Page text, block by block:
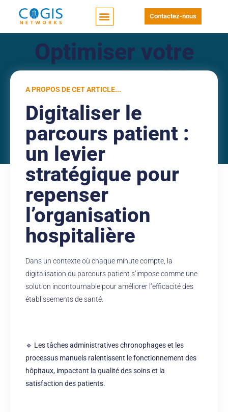
Contactez-nous
Optimiser votre
temps grâce à la
digitalisation du
parcours patient
A PROPOS DE CET ARTICLE...
Digitaliser le
parcours patient :
un levier
stratégique pour
repenser
l’organisation
hospitalière
Dans un contexte où chaque minute compte, la
digitalisation du parcours patient s’impose comme une
solution incontournable pour améliorer l’efficacité des
établissements de santé.
🔹 Les tâches administratives chronophages et les
processus manuels ralentissent le fonctionnement des
hôpitaux, impactant la qualité des soins et la
satisfaction des patients.